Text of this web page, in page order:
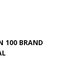
100 BRAND